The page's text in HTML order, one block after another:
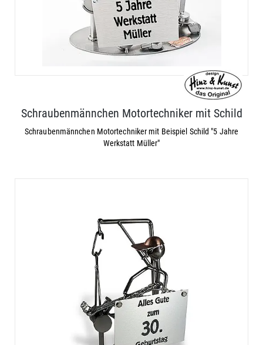
Schraubenmännchen Motortechniker mit Schild
Schraubenmännchen Motortechniker mit Beispiel Schild "5 Jahre
Werkstatt Müller"